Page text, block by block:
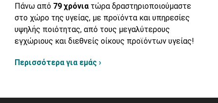
Πάνω από 79 χρόνια τώρα δραστηριοποιούμαστε
στο χώρο της υγείας, με προϊόντα και υπηρεσίες
υψηλής ποιότητας, από τους μεγαλύτερους
εγχώριους και διεθνείς οίκους προϊόντων υγείας!
Περισσότερα για εμάς ›